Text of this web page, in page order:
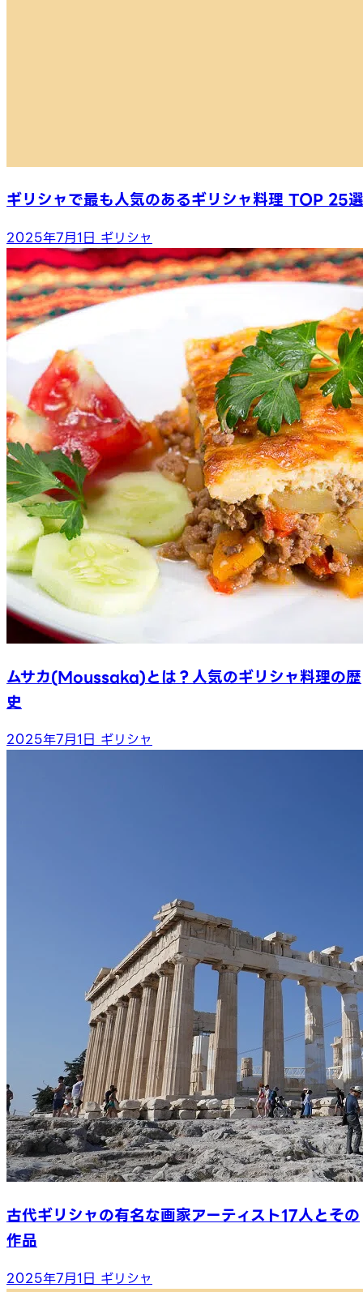
ギリシャで最も人気のあるギリシャ料理 TOP 25選
2025年7月1日 ギリシャ
ムサカ(Moussaka)とは？人気のギリシャ料理の歴
史
2025年7月1日 ギリシャ
古代ギリシャの有名な画家アーティスト17人とその
作品
2025年7月1日 ギリシャ